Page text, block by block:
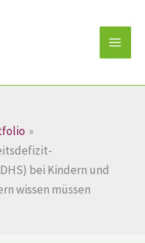
bei Kindern und
wissen müssen